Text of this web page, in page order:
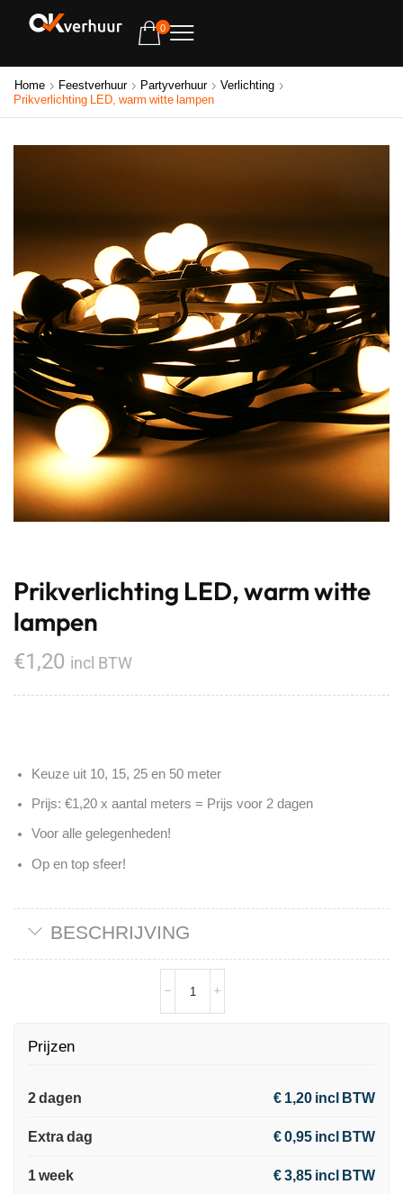
0
Home Feestverhuur Partyverhuur
Verlichting
Prikverlichting LED, warm witte lampen
Prikverlichting LED, warm witte
lampen
€1,20 incl BTW
Keuze uit 10, 15, 25 en 50 meter
Prijs: €1,20 x aantal meters = Prijs voor 2 dagen
Voor alle gelegenheden!
Op en top sfeer!
BESCHRIJVING
Prijzen
2 dagen € 1,20 incl BTW
Extra dag € 0,95 incl BTW
1 week € 3,85 incl BTW